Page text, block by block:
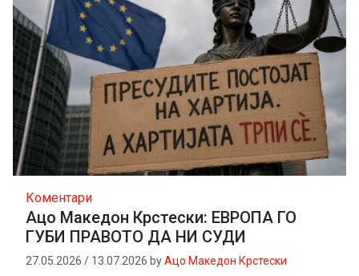
Коментари
Ацо Македон Крстески: ЕВРОПА ГО
ГУБИ ПРАВОТО ДА НИ СУДИ
27.05.2026 / 13.07.2026 byАцо Македон Крстески